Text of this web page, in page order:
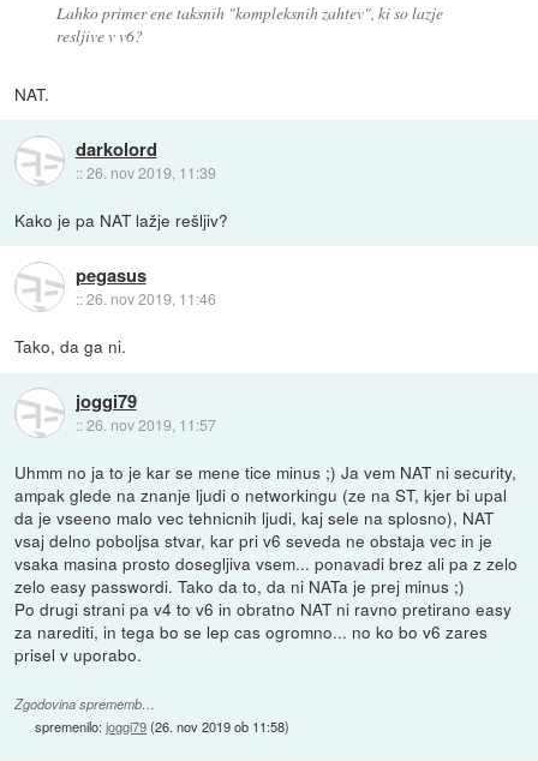
Lahko primer ene taksnih "kompleksnih zahtev", ki so lazje
resljive v v6?
NAT.
darkolord
::26. nov 2019, 11:39
Kako je pa NAT lažje rešljiv?
pegasus
::26. nov 2019, 11:46
Tako, da ga ni.
joggi79
::26. nov 2019, 11:57
Uhmm no ja to je kar se mene tice minus ;) Ja vem NAT ni security,
ampak glede na znanje ljudi o networkingu (ze na ST, kjer bi upal
da je vseeno malo vec tehnicnih ljudi, kaj sele na splosno), NAT
vsaj delno poboljsa stvar, kar pri v6 seveda ne obstaja vec in je
vsaka masina prosto dosegljiva vsem... ponavadi brez ali pa z zelo
zelo easy passwordi. Tako da to, da ni NATa je prej minus ;)
Po drugi strani pa v4 to v6 in obratno NAT ni ravno pretirano easy
za narediti, in tega bo se lep cas ogromno... no ko bo v6 zares
prisel v uporabo.
Zgodovina sprememb…
spremenilo:joggi79(26. nov 2019 ob 11:58)